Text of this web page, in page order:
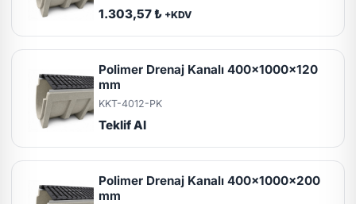
1.303,57 ₺ +KDV
Polimer Drenaj Kanalı 400x1000x120
mm
KKT-4012-PK
Teklif Al
Polimer Drenaj Kanalı 400x1000x200
mm